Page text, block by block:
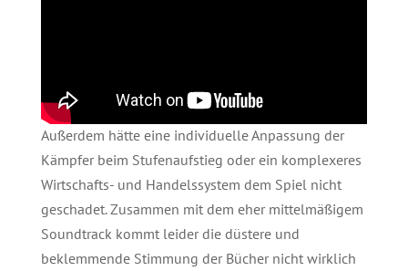
Außerdem hätte eine individuelle Anpassung der
Kämpfer beim Stufenaufstieg oder ein komplexeres
Wirtschafts- und Handelssystem dem Spiel nicht
geschadet. Zusammen mit dem eher mittelmäßigem
Soundtrack kommt leider die düstere und
beklemmende Stimmung der Bücher nicht wirklich